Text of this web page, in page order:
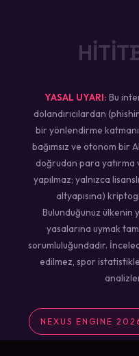
YASAL UYARI: Bu
dolandırıcılardan
bir yönlendirme
bağımsız ve otonom bir
doğrudan para yatırma
yapılmaz; yalnızca
altyapısına)
Bulunduğunuz ülkenin
yasalarına uymak
sorumluluğundadır.
edilmez, spor
NEXUS ENGINE